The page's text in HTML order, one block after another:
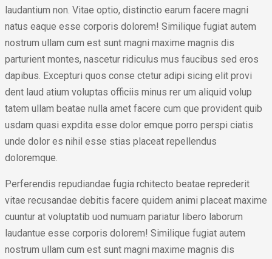
laudantium non. Vitae optio, distinctio earum facere magni
natus eaque esse corporis dolorem! Similique fugiat autem
nostrum ullam cum est sunt magni maxime magnis dis
parturient montes, nascetur ridiculus mus faucibus sed eros
dapibus. Excepturi quos conse ctetur adipi sicing elit provi
dent laud atium voluptas officiis minus rer um aliquid volup
tatem ullam beatae nulla amet facere cum que provident quib
usdam quasi expdita esse dolor emque porro perspi ciatis
unde dolor es nihil esse stias placeat repellendus
doloremque.
Perferendis repudiandae fugia rchitecto beatae reprederit
vitae recusandae debitis facere quidem animi placeat maxime
cuuntur at voluptatib uod numuam pariatur libero laborum
laudantue esse corporis dolorem! Similique fugiat autem
nostrum ullam cum est sunt magni maxime magnis dis